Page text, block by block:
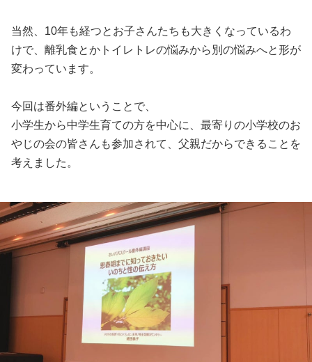
当然、10年も経つとお子さんたちも大きくなっているわ
けで、離乳食とかトイレトレの悩みから別の悩みへと形が
変わっています。
今回は番外編ということで、
小学生から中学生育ての方を中心に、最寄りの小学校のお
やじの会の皆さんも参加されて、父親だからできることを
考えました。